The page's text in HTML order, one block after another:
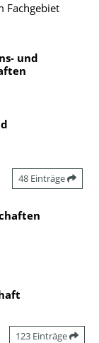
Fachgebiet
und
48 Einträge
123 Einträge